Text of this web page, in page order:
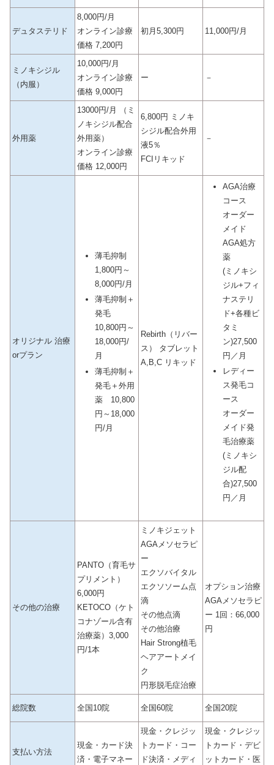
デュタステリド
8,000円/月
オンライン診療
価格 7,200円
初月5,300円 11,000円/月
ミノキシジル
（内服）
10,000円/月
オンライン診療
価格 9,000円
ー －
外用薬
13000円/月 （ミ
ノキシジル配合
外用薬）
オンライン診療
価格 12,000円
6,800円 ミノキ
シジル配合外用
液5％
FCIリキッド
－
オリジナル 治療
orプラン
薄毛抑制
1,800円～
8,000円/月
薄毛抑制＋
発毛
10,800円～
18,000円/
月
薄毛抑制＋
発毛＋外用
薬 10,800
円～18,000
円/月
Rebirth（リバー
ス） タブレット
A,B,C リキッド
AGA治療
コース
オーダー
メイド
AGA処方
薬
(ミノキシ
ジル+フィ
ナステリ
ド+各種ビ
タミ
ン)27,500
円／月
レディー
ス発毛コ
ース
オーダー
メイド発
毛治療薬
(ミノキシ
ジル配
合)27,500
円／月
その他の治療
PANTO（育毛サ
プリメント）
6,000円
KETOCO（ケト
コナゾール含有
治療薬）3,000
円/1本
ミノキジェット
AGAメソセラピ
ー
エクソバイタル
エクソソーム点
滴
その他点滴
その他治療
Hair Strong植毛
ヘアアートメイ
ク
円形脱毛症治療
オプション治療
AGAメソセラピ
ー 1回：66,000
円
総院数 全国10院 全国60院 全国20院
支払い方法
現金・カード決
済・電子マネー
現金・クレジッ
トカード・コー
ド決済・メディ
現金・クレジッ
トカード・デビ
ットカード・医